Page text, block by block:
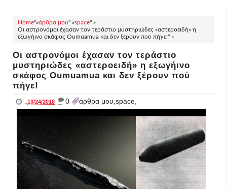
Home"»άρθρα μου" »space" »
Οι αστρονόμοι έχασαν τον τεράστιο μυστηριώδες «αστεροειδή» η
εξωγήινο σκάφος Oumuamua και δεν ξέρουν πού πήγε!" »
Οι αστρονόμοι έχασαν τον τεράστιο
μυστηριώδες «αστεροειδή» η εξωγήινο
σκάφος Oumuamua και δεν ξέρουν πού
πήγε!
..10/24/2018 _ 0 άρθρα μου,space,